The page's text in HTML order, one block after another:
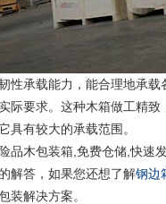
性承载能力，能合理地承
际要求。这种木箱做工精
具有较大的承载范围。
品木包装箱,免费仓储,快
解答，如果您还想了解钢边
装解决方案。